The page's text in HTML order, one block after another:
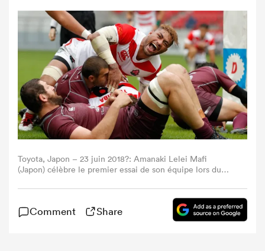
Toyota, Japon – 23 juin 2018?: Amanaki Lelei Mafi
(Japon) célèbre le premier essai de son équipe lors du
au Toyota Stadium, à Toyota (Aichi). (Photo Ken
Comment Share